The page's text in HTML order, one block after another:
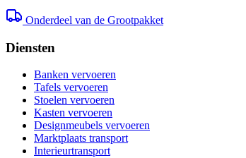
Onderdeel van de Grootpakket
Diensten
Banken vervoeren
Tafels vervoeren
Stoelen vervoeren
Kasten vervoeren
Designmeubels vervoeren
Marktplaats transport
Interieurtransport